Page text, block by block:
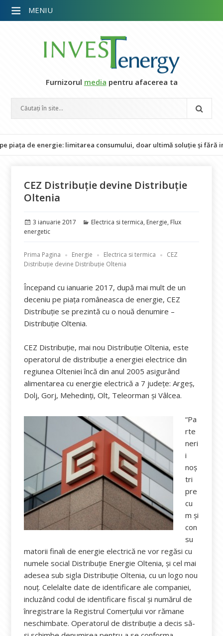
Furnizorul media pentru afacerea ta
energie: limitarea consumului, doar ultimă soluție și fără impact
CEZ Distribuție devine Distribuție
Oltenia
Publicat
pe
3 ianuarie 2017 Categorii
Electrica si termica, Energie, Flux
energetic
Prima Pagina Energie Electrica si termica
CEZ
Distribuție devine Distribuție Oltenia
Începand cu ianuarie 2017, după mai mult de un
deceniu pe piața româneasca de energie, CEZ
Distribuție se prezintă cu o nouă denumire –
Distribuție Oltenia.
CEZ Distribuție, mai nou Distribuție Oltenia, este
operatorul de distribuție a energiei electrice din
regiunea Olteniei încă din anul 2005 asigurând
alimentarea cu energie electrică a 7 județe: Argeș,
Dolj, Gorj, Mehedinți, Olt, Teleorman și Vâlcea.
“Pa
rte
neri
i
noș
tri
pre
cu
m și
con
su
matorii finali de energie electrică ne vor regăsi cu
numele social Distribuție Energie Oltenia, și cel mai
adesea sub sigla Distribuție Oltenia, cu un logo nou
nouț. Celelalte date de identificare ale companiei,
incluzând codul de identificare fiscal și numărul de
înregistrare la Registrul Comerțului vor rămane
neschimbate. Operatorul de distribuție a decis să-
MENIU